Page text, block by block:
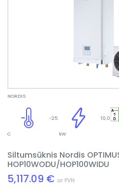
NORDIS
10,0
kW
-25
C
Siltumsūknis Nordis
HOP10WODU/HOP100WIDU
5,117.09 € ar PVN